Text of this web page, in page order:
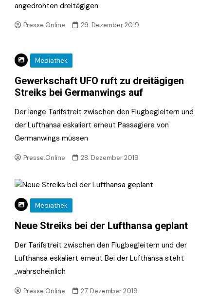
angedrohten dreitägigen
Presse.Online 29. Dezember 2019
Mediathek
Gewerkschaft UFO ruft zu dreitägigen
Streiks bei Germanwings auf
Der lange Tarifstreit zwischen den Flugbegleitern und
der Lufthansa eskaliert erneut Passagiere von
Germanwings müssen
Presse.Online 28. Dezember 2019
Mediathek
Neue Streiks bei der Lufthansa geplant
Der Tarifstreit zwischen den Flugbegleitern und der
Lufthansa eskaliert erneut Bei der Lufthansa steht
„wahrscheinlich
Presse.Online 27. Dezember 2019